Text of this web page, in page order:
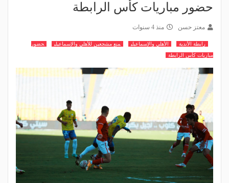
حضور مباريات كأس الرابطة
معتز حسن منذ 4 سنوات
رابطة الأندية الأهلي والإسماعيلي منع مشجعين للأهلي والإسماعيلي
حضور
مباريات كأس الرابطة